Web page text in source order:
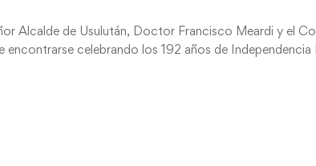
Alcalde de Usulután, Doctor Francisco Meardi y el
encontrarse celebrando los 192 años de Independencia